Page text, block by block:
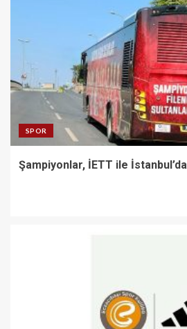
SPOR
Şampiyonlar, İETT ile İstanbul’da